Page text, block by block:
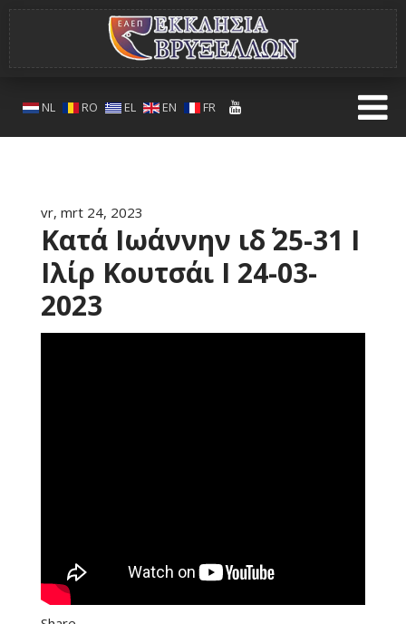
NL RO EL EN FR
vr, mrt 24, 2023
Κατά Ιωάννην ιδ΄ 25-31 Ι
Ιλίρ Κουτσάι Ι 24-03-
2023